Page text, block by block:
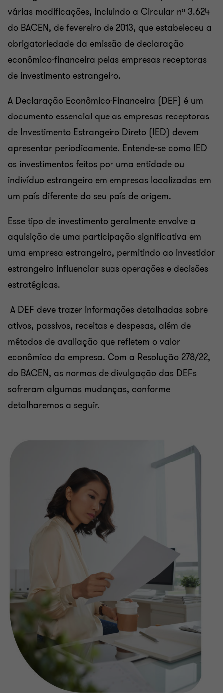
várias modificações, incluindo a Circular nº 3.624
do BACEN, de fevereiro de 2013, que estabeleceu a
obrigatoriedade da emissão de declaração
econômico-financeira pelas empresas receptoras
de investimento estrangeiro.
A Declaração Econômico-Financeira (DEF) é um
documento essencial que as empresas receptoras
de Investimento Estrangeiro Direto (IED) devem
apresentar periodicamente. Entende-se como IED
os investimentos feitos por uma entidade ou
indivíduo estrangeiro em empresas localizadas em
um país diferente do seu país de origem.
Esse tipo de investimento geralmente envolve a
aquisição de uma participação significativa em
uma empresa estrangeira, permitindo ao investidor
estrangeiro influenciar suas operações e decisões
estratégicas.
A DEF deve trazer informações detalhadas sobre
ativos, passivos, receitas e despesas, além de
métodos de avaliação que refletem o valor
econômico da empresa. Com a Resolução 278/22,
do BACEN, as normas de divulgação das DEFs
sofreram algumas mudanças, conforme
detalharemos a seguir.